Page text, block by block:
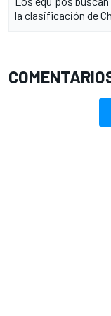
la clasificación de